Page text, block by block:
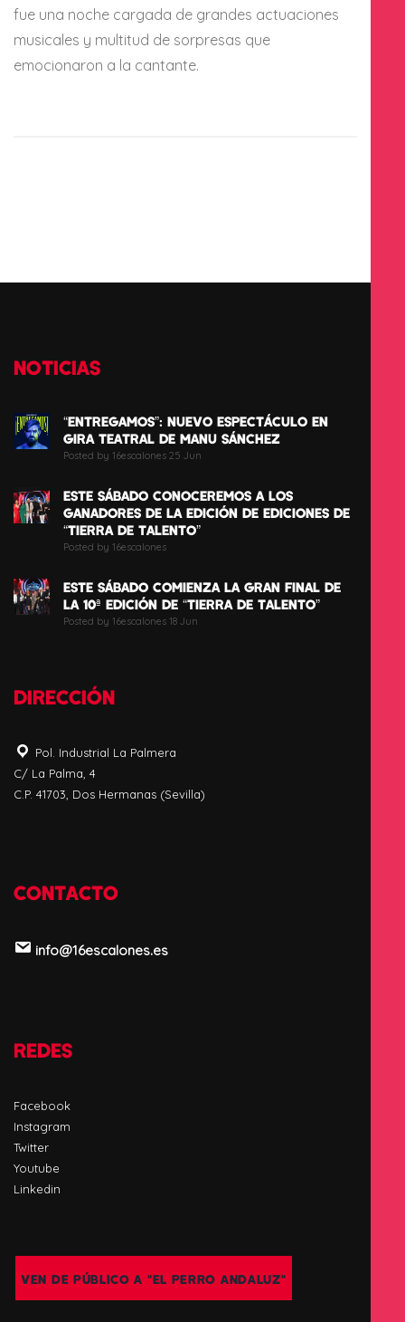
fue una noche cargada de grandes actuaciones
musicales y multitud de sorpresas que
emocionaron a la cantante.
NOTICIAS
“ENTREGAMOS”: NUEVO ESPECTÁCULO EN
GIRA TEATRAL DE MANU SÁNCHEZ
Posted by 16escalones 25 Jun
ESTE SÁBADO CONOCEREMOS A LOS
GANADORES DE LA EDICIÓN DE EDICIONES DE
“TIERRA DE TALENTO”
Posted by 16escalones
ESTE SÁBADO COMIENZA LA GRAN FINAL DE
LA 10ª EDICIÓN DE “TIERRA DE TALENTO”
Posted by 16escalones 18 Jun
DIRECCIÓN
Pol. Industrial La Palmera
C/ La Palma, 4
C.P. 41703, Dos Hermanas (Sevilla)
CONTACTO
info@16escalones.es
REDES
Facebook
Instagram
Twitter
Youtube
Linkedin
VEN DE PÚBLICO A "EL PERRO ANDALUZ"